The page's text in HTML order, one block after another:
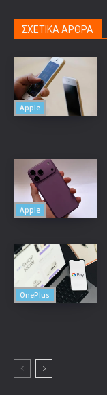
ΣΧΕΤΙΚΑ ΑΡΘΡΑ
Apple
Apple
OnePlus